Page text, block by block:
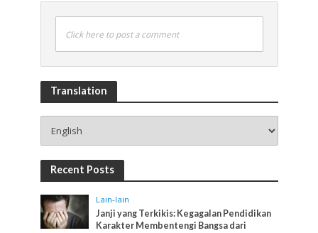
Click here to post a comment
Translation
Recent Posts
Lain-lain
Janji yang Terkikis: Kegagalan Pendidikan
Karakter Membentengi Bangsa dari